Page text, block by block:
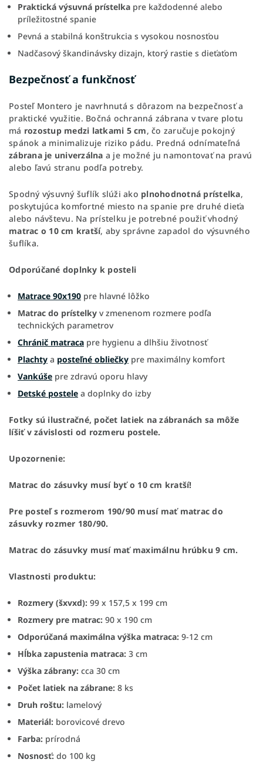
Praktická výsuvná prístelka pre každodenné alebo
príležitostné spanie
Pevná a stabilná konštrukcia s vysokou nosnosťou
Nadčasový škandinávsky dizajn, ktorý rastie s dieťaťom
Bezpečnosť a funkčnosť
Posteľ Montero je navrhnutá s dôrazom na bezpečnosť a
praktické využitie. Bočná ochranná zábrana v tvare plotu
má rozostup medzi latkami 5 cm, čo zaručuje pokojný
spánok a minimalizuje riziko pádu. Predná odnímateľná
zábrana je univerzálna a je možné ju namontovať na pravú
alebo ľavú stranu podľa potreby.
Spodný výsuvný šuflík slúži ako plnohodnotná prístelka,
poskytujúca komfortné miesto na spanie pre druhé dieťa
alebo návštevu. Na prístelku je potrebné použiť vhodný
matrac o 10 cm kratší, aby správne zapadol do výsuvného
šuflíka.
Odporúčané doplnky k posteli
Matrace 90x190 pre hlavné lôžko
Matrac do prístelky v zmenenom rozmere podľa
technických parametrov
Chránič matraca pre hygienu a dlhšiu životnosť
Plachty a posteľné obliečky pre maximálny komfort
Vankúše pre zdravú oporu hlavy
Detské postele a doplnky do izby
Fotky sú ilustračné, počet latiek na zábranách sa môže
líšiť v závislosti od rozmeru postele.
Upozornenie:
Matrac do zásuvky musí byť o 10 cm kratší!
Pre posteľ s rozmerom 190/90 musí mať matrac do
zásuvky rozmer 180/90.
Matrac do zásuvky musí mať maximálnu hrúbku 9 cm.
Vlastnosti produktu:
Rozmery (šxvxd): 99 x 157,5 x 199 cm
Rozmery pre matrac: 90 x 190 cm
Odporúčaná maximálna výška matraca: 9-12 cm
Hĺbka zapustenia matraca: 3 cm
Výška zábrany: cca 30 cm
Počet latiek na zábrane: 8 ks
Druh roštu: lamelový
Materiál: borovicové drevo
Farba: prírodná
Nosnosť: do 100 kg